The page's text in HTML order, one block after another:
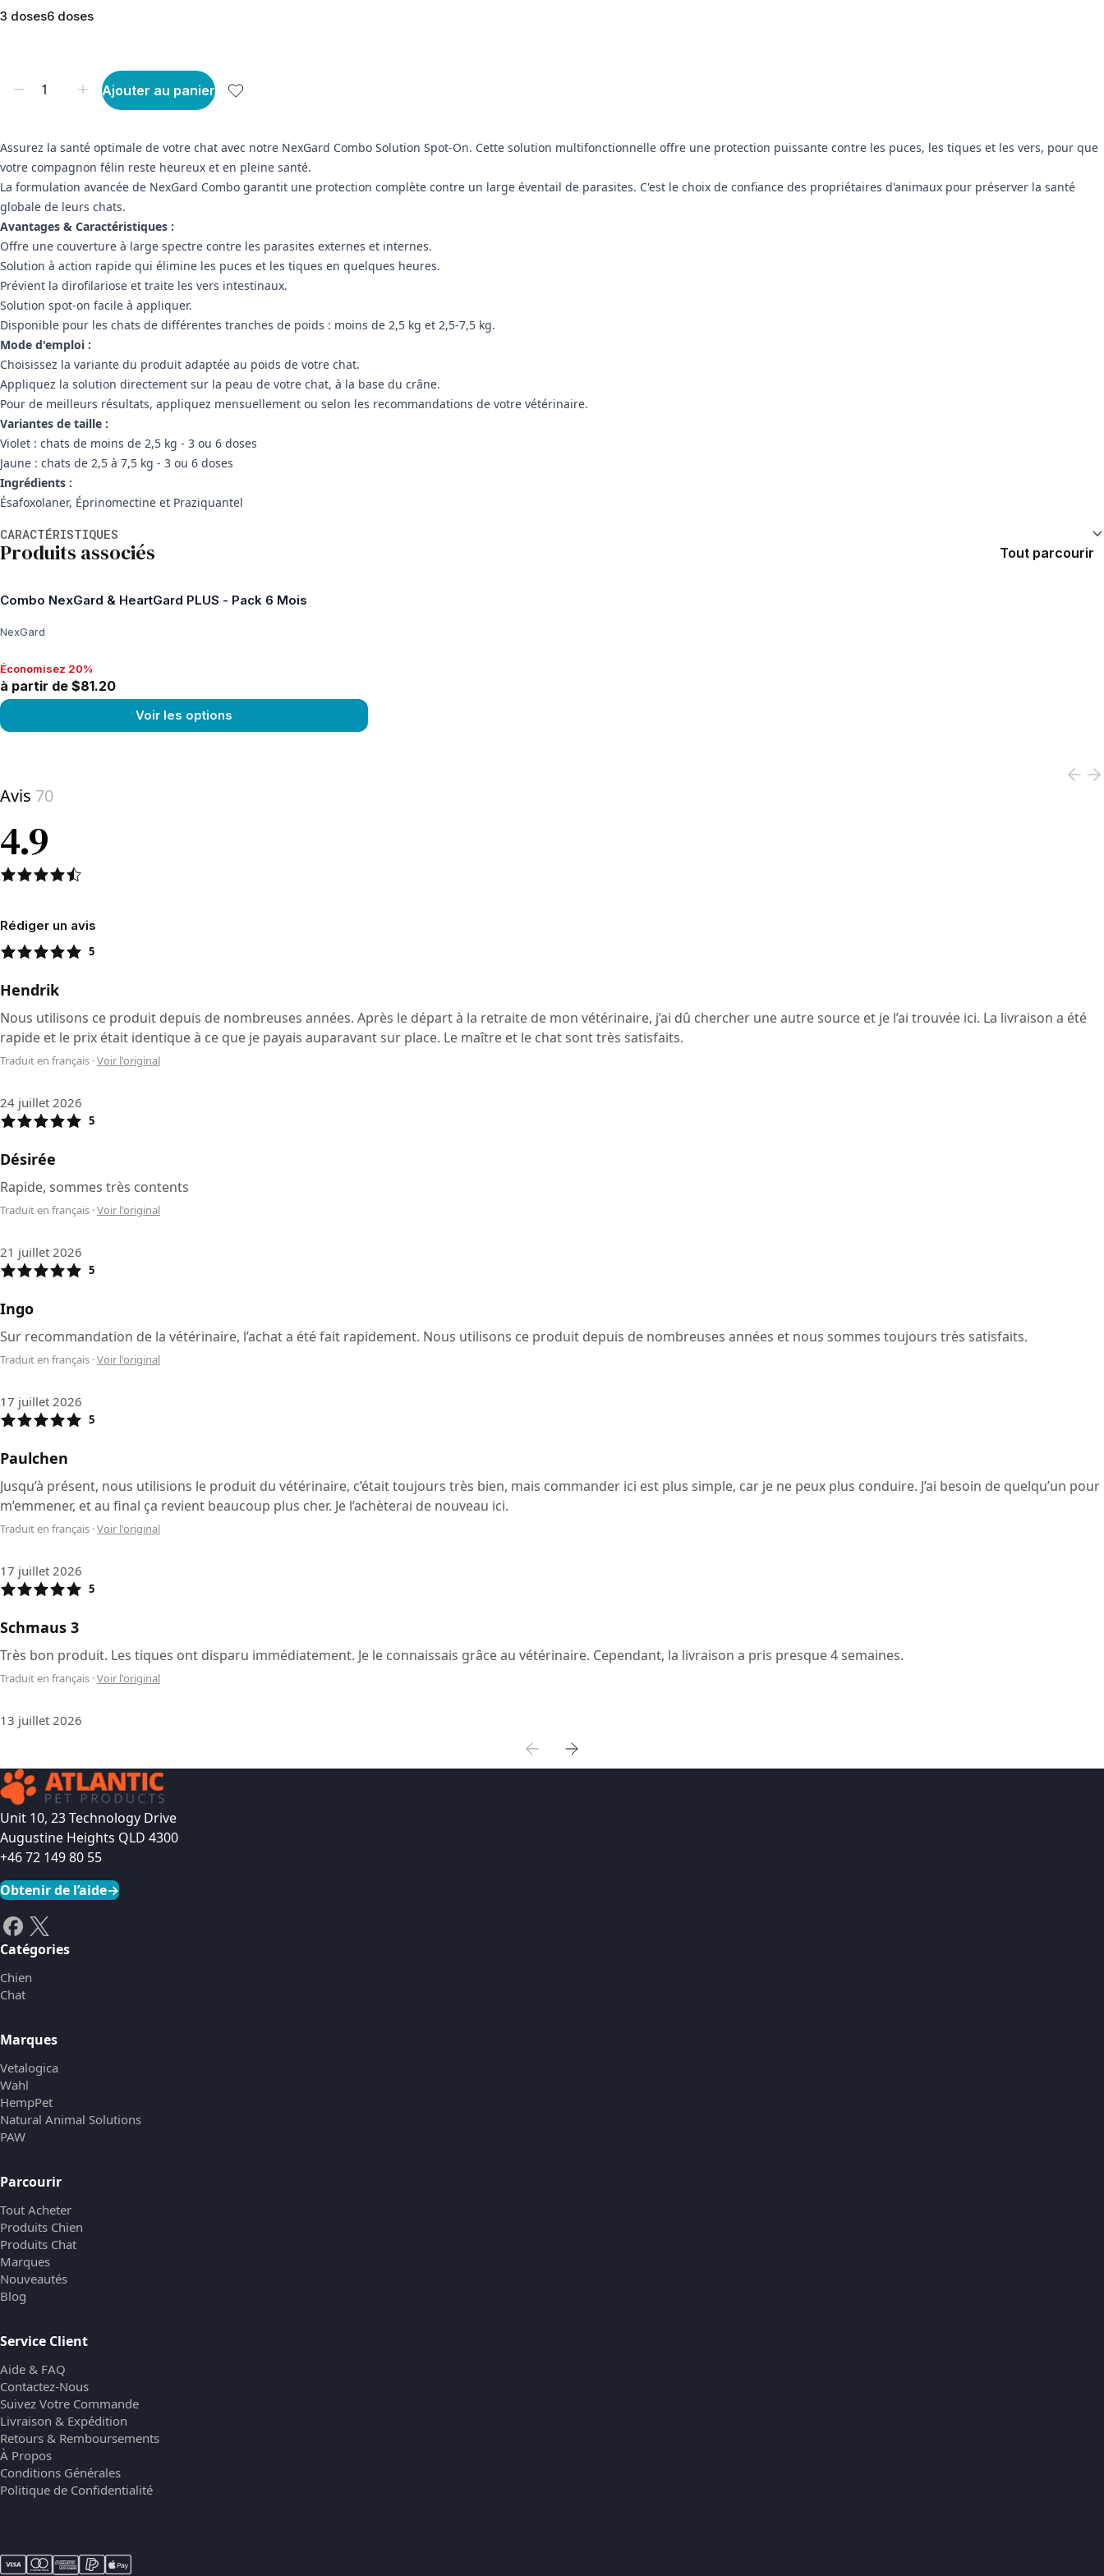
3 doses6 doses
Ajouter au panier
Assurez la santé optimale de votre chat avec notre NexGard Combo Solution Spot-On. Cette solution multifonctionnelle offre une protection puissante contre les puces, les tiques et les vers, pour que
votre compagnon félin reste heureux et en pleine santé.
La formulation avancée de NexGard Combo garantit une protection complète contre un large éventail de parasites. C'est le choix de confiance des propriétaires d'animaux pour préserver la santé
globale de leurs chats.
Avantages & Caractéristiques :
Offre une couverture à large spectre contre les parasites externes et internes.
Solution à action rapide qui élimine les puces et les tiques en quelques heures.
Prévient la dirofilariose et traite les vers intestinaux.
Solution spot-on facile à appliquer.
Disponible pour les chats de différentes tranches de poids : moins de 2,5 kg et 2,5-7,5 kg.
Mode d'emploi :
Choisissez la variante du produit adaptée au poids de votre chat.
Appliquez la solution directement sur la peau de votre chat, à la base du crâne.
Pour de meilleurs résultats, appliquez mensuellement ou selon les recommandations de votre vétérinaire.
Variantes de taille :
Violet : chats de moins de 2,5 kg - 3 ou 6 doses
Jaune : chats de 2,5 à 7,5 kg - 3 ou 6 doses
Ingrédients :
Ésafoxolaner, Éprinomectine et Praziquantel
CARACTÉRISTIQUES
Produits associés Tout parcourir
Combo NexGard & HeartGard PLUS - Pack 6 Mois
NexGard
Économisez 20%, à partir de $81.20
Économisez 20%
à partir de $81.20
Voir les options
Avis 70
4.9
Rédiger un avis
5
Hendrik
Nous utilisons ce produit depuis de nombreuses années. Après le départ à la retraite de mon vétérinaire, j’ai dû chercher une autre source et je l’ai trouvée ici. La livraison a été
rapide et le prix était identique à ce que je payais auparavant sur place. Le maître et le chat sont très satisfaits.
Traduit en français ·Voir l'original
24 juillet 2026
5
Désirée
Rapide, sommes très contents
Traduit en français ·Voir l'original
21 juillet 2026
5
Ingo
Sur recommandation de la vétérinaire, l’achat a été fait rapidement. Nous utilisons ce produit depuis de nombreuses années et nous sommes toujours très satisfaits.
Traduit en français ·Voir l'original
17 juillet 2026
5
Paulchen
Jusqu’à présent, nous utilisions le produit du vétérinaire, c’était toujours très bien, mais commander ici est plus simple, car je ne peux plus conduire. J’ai besoin de quelqu’un pour
m’emmener, et au final ça revient beaucoup plus cher. Je l’achèterai de nouveau ici.
Traduit en français ·Voir l'original
17 juillet 2026
5
Schmaus 3
Très bon produit. Les tiques ont disparu immédiatement. Je le connaissais grâce au vétérinaire. Cependant, la livraison a pris presque 4 semaines.
Traduit en français ·Voir l'original
13 juillet 2026
Unit 10, 23 Technology Drive
Augustine Heights QLD 4300
+46 72 149 80 55
Obtenir de l’aide→
Catégories
Chien
Chat
Marques
Vetalogica
Wahl
HempPet
Natural Animal Solutions
PAW
Parcourir
Tout Acheter
Produits Chien
Produits Chat
Marques
Nouveautés
Blog
Service Client
Aide & FAQ
Contactez-Nous
Suivez Votre Commande
Livraison & Expédition
Retours & Remboursements
À Propos
Conditions Générales
Politique de Confidentialité